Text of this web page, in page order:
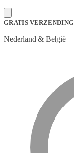
GRATIS VERZENDING
Nederland & België